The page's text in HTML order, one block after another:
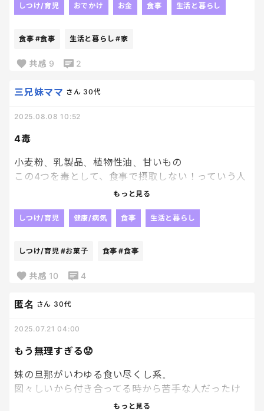
もう何食べていたかなんて覚えてない。
1人も正しい持ち方をしていなかった…
しつけ/育児 おでかけ お金 食事 生活と暮らし
食事 #食事 生活と暮らし #家
共感 9 2
4毒
三兄妹ママ さん 30代
2025.08.08 10:52
小麦粉、乳製品、植物性油、甘いもの
この4つを毒として、食事で摂取しない！っていう人
のYouTubeをみてから、感銘をうけて真似したいな
ろ、、、っていう自分もいる。笑
だいたい子供にお菓子を絶対的にNGにするのはかな
ただ、最近は小麦粉を取らないように頑張ってま
もっと見る
しつけ/育児 健康/病気 食事 生活と暮らし
しつけ/育児 #お菓子 食事 #食事
共感 10 4
もう無理すぎる😟
匿名 さん 30代
2025.07.21 04:00
妹の旦那がいわゆる食い尽くし系。
図々しいから付き合ってる時から苦手な人だったけ
ど、結婚してから集まりや食事会でも、自分の好物
もっと見る